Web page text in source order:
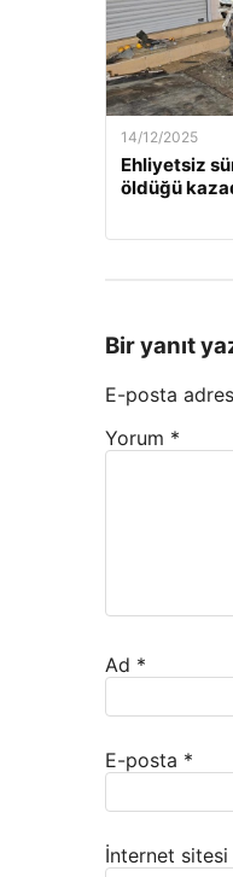
14/12/2025
Ehliyetsiz
öldüğü
Bir yanıt
E-posta
Yorum *
Ad *
E-posta *
İnternet sitesi